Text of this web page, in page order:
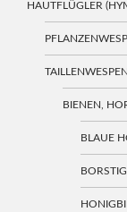
HAUTFLÜGLER
BIENEN,
BLAUE